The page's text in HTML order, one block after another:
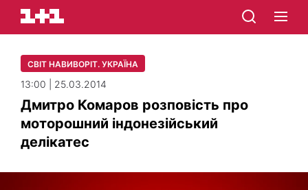
СВІТ НАВИВОРІТ. УКРАЇНА
13:00 | 25.03.2014
Дмитро Комаров розповість про
моторошний індонезійський
делікатес